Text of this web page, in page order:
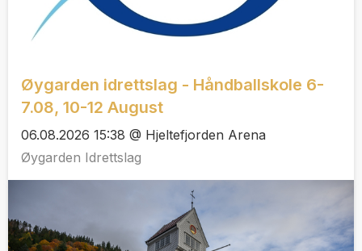
Øygarden idrettslag - Håndballskole 6-
7.08, 10-12 August
06.08.2026 15:38 @ Hjeltefjorden Arena
Øygarden Idrettslag